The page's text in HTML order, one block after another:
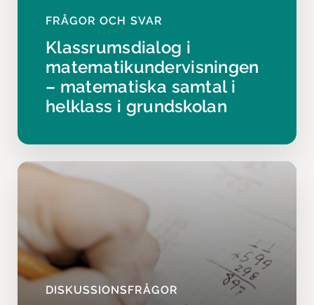
FRÅGOR OCH SVAR
Klassrumsdialog i
matematikundervisningen
– matematiska samtal i
helklass i grundskolan
DISKUSSIONSFRÅGOR